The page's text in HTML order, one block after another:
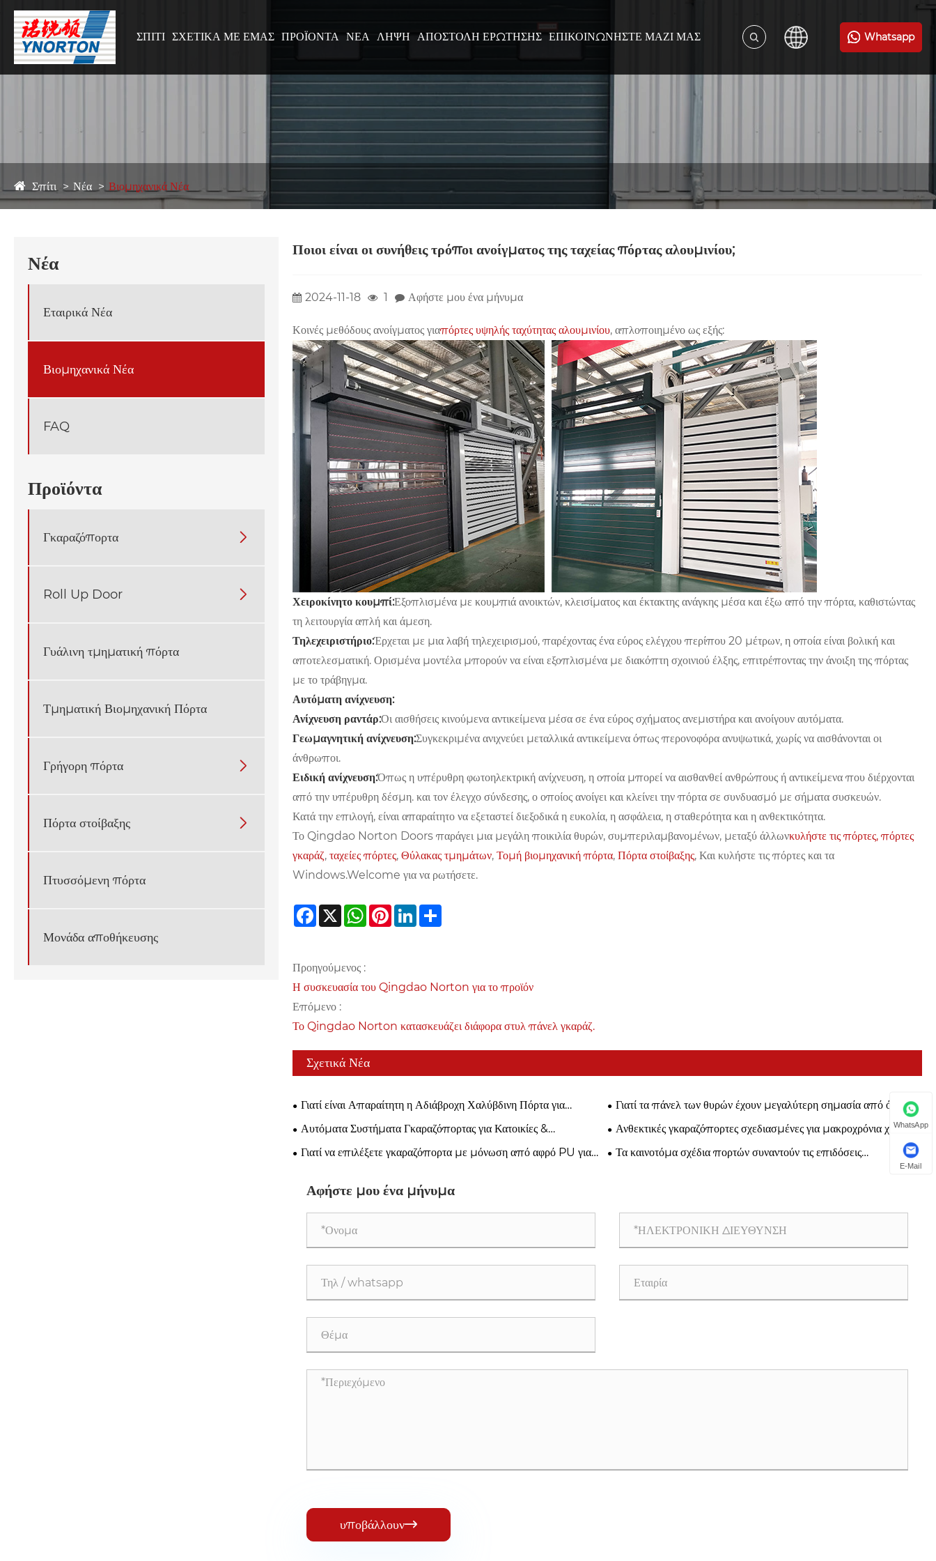
ΣΠΊΤΙ ΣΧΕΤΙΚΆ ΜΕ ΕΜΆΣ ΠΡΟΪΌΝΤΑ ΝΈΑ ΛΉΨΗ ΑΠΟΣΤΟΛΉ ΕΡΏΤΗΣΗΣ ΕΠΙΚΟΙΝΩΝΉΣΤΕ ΜΑΖΊ ΜΑΣ Whatsapp
Σπίτι Νέα Βιομηχανικά Νέα
Νέα
Εταιρικά Νέα
Βιομηχανικά Νέα
FAQ
Προϊόντα
Γκαραζόπορτα 
Roll Up Door 
Γυάλινη τμηματική πόρτα
Τμηματική Βιομηχανική Πόρτα
Γρήγορη πόρτα 
Πόρτα στοίβαξης 
Πτυσσόμενη πόρτα
Μονάδα αποθήκευσης
Ποιοι είναι οι συνήθεις τρόποι ανοίγματος της ταχείας πόρτας αλουμινίου;
2024-11-18 1 Αφήστε μου ένα μήνυμα
Κοινές μεθόδους ανοίγματος γιαπόρτες υψηλής ταχύτητας αλουμινίου, απλοποιημένο ως εξής:
Χειροκίνητο κουμπί:Εξοπλισμένα με κουμπιά ανοικτών, κλεισίματος και έκτακτης ανάγκης μέσα και έξω από την πόρτα, καθιστώντας
τη λειτουργία απλή και άμεση.
Τηλεχειριστήριο:Έρχεται με μια λαβή τηλεχειρισμού, παρέχοντας ένα εύρος ελέγχου περίπου 20 μέτρων, η οποία είναι βολική και
αποτελεσματική. Ορισμένα μοντέλα μπορούν να είναι εξοπλισμένα με διακόπτη σχοινιού έλξης, επιτρέποντας την άνοιξη της πόρτας
με το τράβηγμα.
Αυτόματη ανίχνευση:
Ανίχνευση ραντάρ:Οι αισθήσεις κινούμενα αντικείμενα μέσα σε ένα εύρος σχήματος ανεμιστήρα και ανοίγουν αυτόματα.
Γεωμαγνητική ανίχνευση:Συγκεκριμένα ανιχνεύει μεταλλικά αντικείμενα όπως περονοφόρα ανυψωτικά, χωρίς να αισθάνονται οι
άνθρωποι.
Ειδική ανίχνευση:Όπως η υπέρυθρη φωτοηλεκτρική ανίχνευση, η οποία μπορεί να αισθανθεί ανθρώπους ή αντικείμενα που διέρχονται
από την υπέρυθρη δέσμη. και τον έλεγχο σύνδεσης, ο οποίος ανοίγει και κλείνει την πόρτα σε συνδυασμό με σήματα συσκευών.
Κατά την επιλογή, είναι απαραίτητο να εξεταστεί διεξοδικά η ευκολία, η ασφάλεια, η σταθερότητα και η ανθεκτικότητα.
Το Qingdao Norton Doors παράγει μια μεγάλη ποικιλία θυρών, συμπεριλαμβανομένων, μεταξύ άλλωνκυλήστε τις πόρτες, πόρτες
γκαράζ, ταχείες πόρτες, Θύλακας τμημάτων, Τομή βιομηχανική πόρτα, Πόρτα στοίβαξης, Και κυλήστε τις πόρτες και τα
Windows.Welcome για να ρωτήσετε.
Facebook
X WhatsApp
PinterestLinkedIn
Προηγούμενος :
Η συσκευασία του Qingdao Norton για το προϊόν
Επόμενο :
Το Qingdao Norton κατασκευάζει διάφορα στυλ πάνελ γκαράζ.
Σχετικά Νέα
Γιατί είναι Απαραίτητη η Αδιάβροχη Χαλύβδινη Πόρτα για
Σύγχρονη Βιομηχανική Ασφάλεια;
Γιατί τα πάνελ των θυρών έχουν μεγαλύτερη σημασία από όσο
Αυτόματα Συστήματα Γκαραζόπορτας για Κατοικίες &
Επιχειρήσεις
Ανθεκτικές γκαραζόπορτες σχεδιασμένες για μακροχρόνια χρήση
Γιατί να επιλέξετε γκαραζόπορτα με μόνωση από αφρό PU για
Τα καινοτόμα σχέδια πορτών συναντούν τις επιδόσεις
Αφήστε μου ένα μήνυμα
υποβάλλουν
WhatsApp
E-Mail